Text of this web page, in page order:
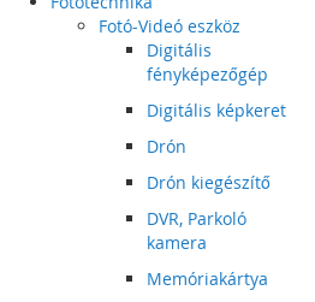
Fotó-Videó eszköz
Digitális
fényképezőgép
Digitális képkeret
Drón
Drón kiegészítő
DVR, Parkoló
kamera
Memóriakártya